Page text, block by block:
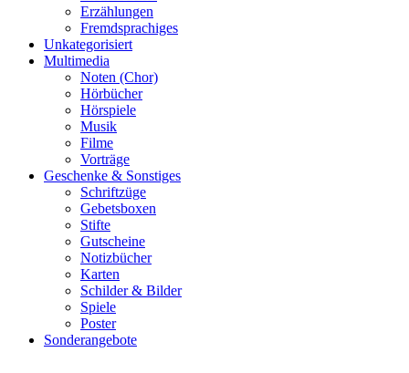
Erzählungen
Fremdsprachiges
Unkategorisiert
Multimedia
Noten (Chor)
Hörbücher
Hörspiele
Musik
Filme
Vorträge
Geschenke & Sonstiges
Schriftzüge
Gebetsboxen
Stifte
Gutscheine
Notizbücher
Karten
Schilder & Bilder
Spiele
Poster
Sonderangebote